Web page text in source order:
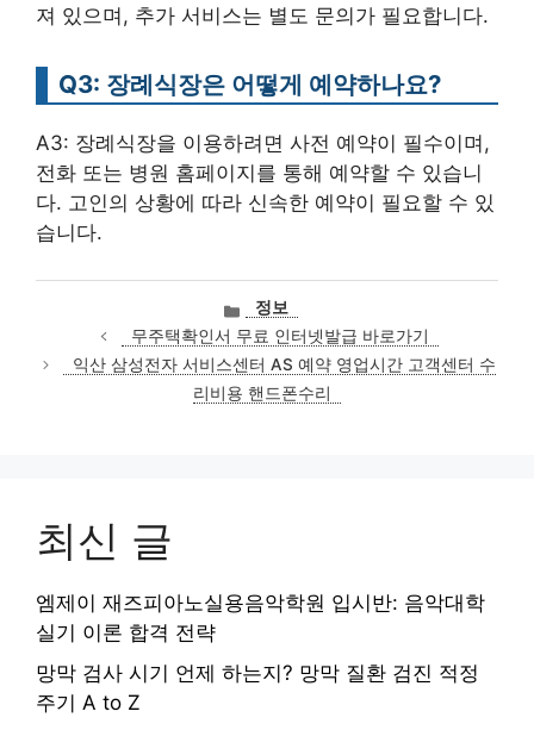
져 있으며, 추가 서비스는 별도 문의가 필요합니다.
Q3: 장례식장은 어떻게 예약하나요?
A3: 장례식장을 이용하려면 사전 예약이 필수이며,
전화 또는 병원 홈페이지를 통해 예약할 수 있습니
다. 고인의 상황에 따라 신속한 예약이 필요할 수 있
습니다.
카
테
고
리
정보
무주택확인서 무료 인터넷발급 바로가기
익산 삼성전자 서비스센터 AS 예약 영업시간 고객센터 수
리비용 핸드폰수리
최신 글
엠제이 재즈피아노실용음악학원 입시반: 음악대학
실기 이론 합격 전략
망막 검사 시기 언제 하는지? 망막 질환 검진 적정
주기 A to Z